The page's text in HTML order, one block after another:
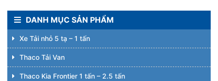
DANH MỤC SẢN PHẨM
Xe Tải nhỏ 5 tạ – 1 tấn
Thaco Tải Van
Thaco Kia Frontier 1 tấn – 2.5 tấn